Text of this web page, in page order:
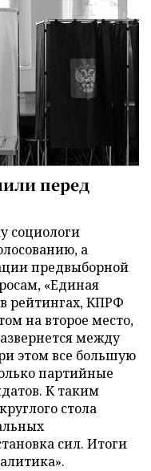
перед
социологи
а
предвыборной
«Единая
в рейтингах, КПРФ
на второе место,
между
этом все большую
партийные
К таким
стола
сил. Итоги